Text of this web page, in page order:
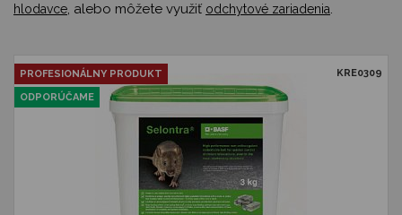
hlodavce, alebo môžete využiť odchytové zariadenia.
KRE0309
PROFESIONÁLNY PRODUKT
ODPORÚČAME